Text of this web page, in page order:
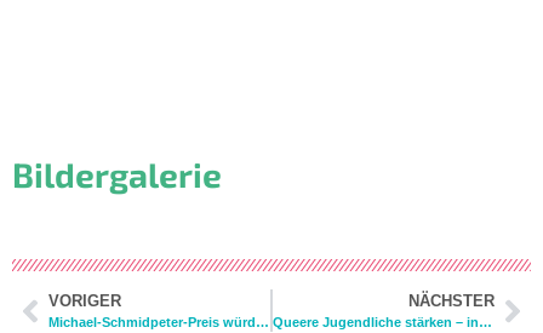
Bildergalerie
VORIGER
Michael-Schmidpeter-Preis würdigt queersensible Jugendarbeit
NÄCHSTER
Queere Jugendliche stärken – in der Stadt und auf dem Land